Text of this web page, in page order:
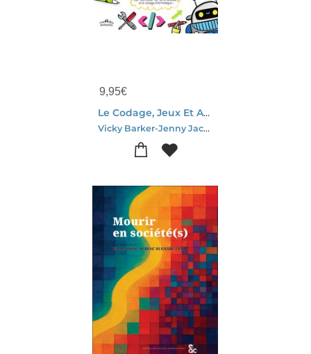
9,95€
Le Codage, Jeux Et Activites
Vicky Barker-Jenny Jacoby